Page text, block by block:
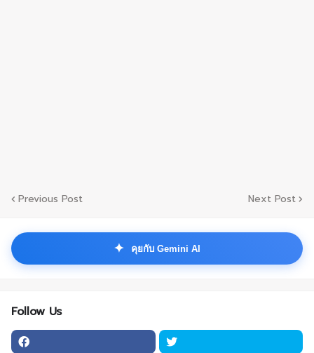
Previous Post Next Post
✦ คุยกับ Gemini AI
Follow Us